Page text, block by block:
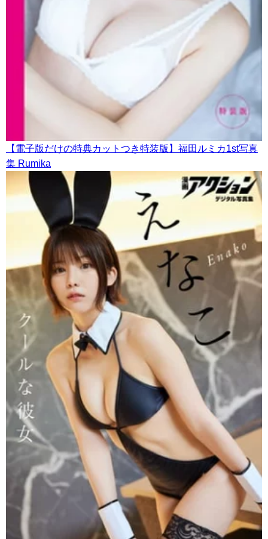
【電子版だけの特典カットつき特装版】福田ルミカ1st写真
集 Rumika